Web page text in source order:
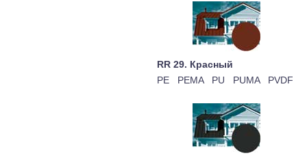
RR 29. Красный
PE PEMA PU PUMA PVDF